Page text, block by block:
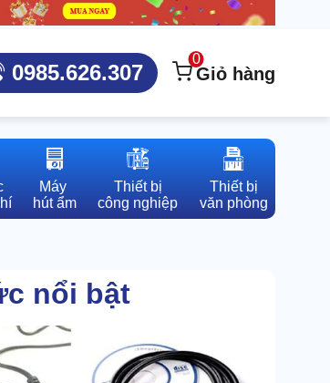
0985.626.307
0
Giỏ hàng
Máy
hút ẩm
Thiết bị
công nghiệp
Thiết bị
văn phòng
nổi bật